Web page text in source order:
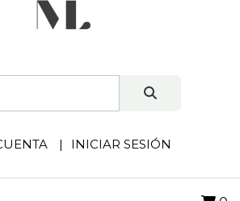
INICIAR SESIÓN